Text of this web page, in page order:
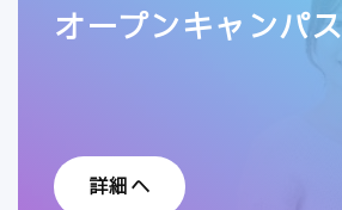
オープンキャンパス
詳細へ